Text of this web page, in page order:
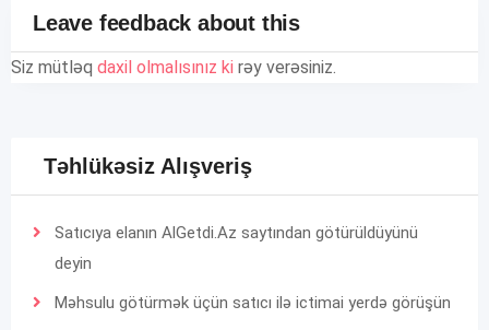
Leave feedback about this
Siz mütləq daxil olmalısınız ki rəy verəsiniz.
Təhlükəsiz Alışveriş
Satıcıya elanın AlGetdi.Az saytından götürüldüyünü
deyin
Məhsulu götürmək üçün satıcı ilə ictimai yerdə görüşün